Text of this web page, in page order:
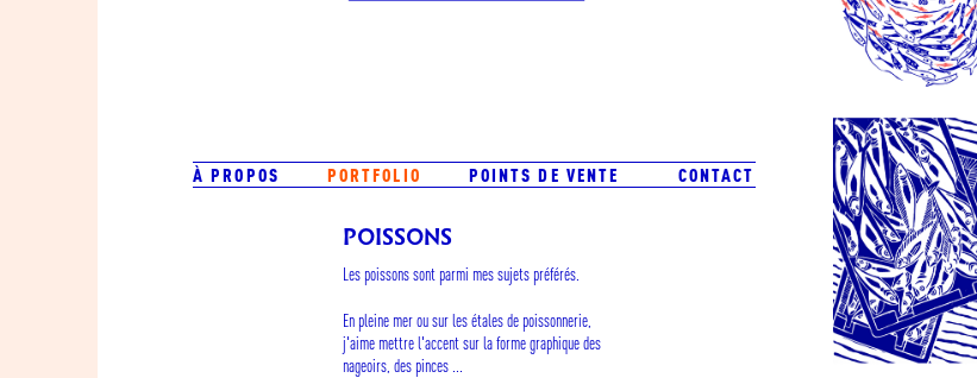
À PROPOS PORTFOLIO POINTS DE VENTE CONTACT
POISSONS
Les poissons sont parmi mes sujets préférés.
En pleine mer ou sur les étales de poissonnerie,
j'aime mettre l'accent sur la forme graphique des
nageoirs, des pinces ...